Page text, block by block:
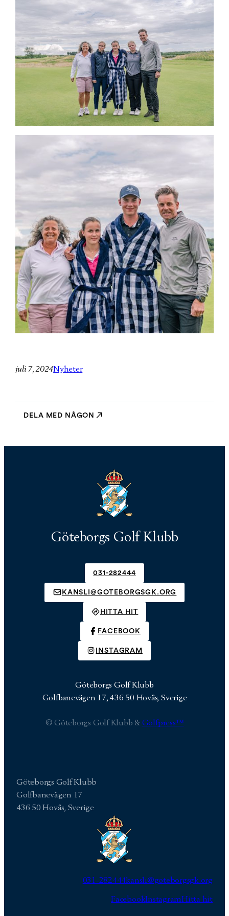
juli 7, 2024Nyheter
DELA MED NÅGON
Göteborgs Golf Klubb
031-282444
KANSLI@GOTEBORGSGK.ORG
HITTA HIT
FACEBOOK
INSTAGRAM
Göteborgs Golf Klubb
Golfbanevägen 17, 436 50 Hovås, Sverige
© Göteborgs Golf Klubb & Golfpress™
Göteborgs Golf Klubb
Golfbanevägen 17
436 50 Hovås, Sverige
031-282444kansli@goteborgsgk.org
FacebookInstagramHitta hit